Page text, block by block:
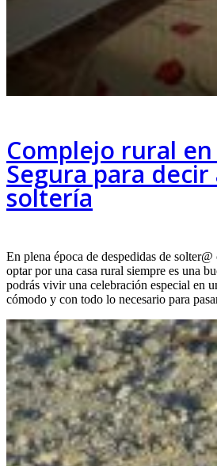
Complejo rural
Segura para decir
soltería
En plena época de despedidas de
optar por una casa rural siempre es una
podrás vivir una celebración especial en
cómodo y con todo lo necesario para